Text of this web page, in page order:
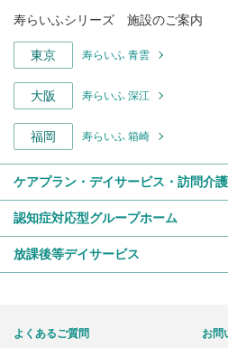
寿らいふシリーズ 施設のご案内
東京 寿らいふ 青雲
大阪 寿らいふ 深江
福岡 寿らいふ 箱崎
ケアプラン・デイサービス・訪問介護
認知症対応型グループホーム
放課後等デイサービス
よくあるご質問 お問